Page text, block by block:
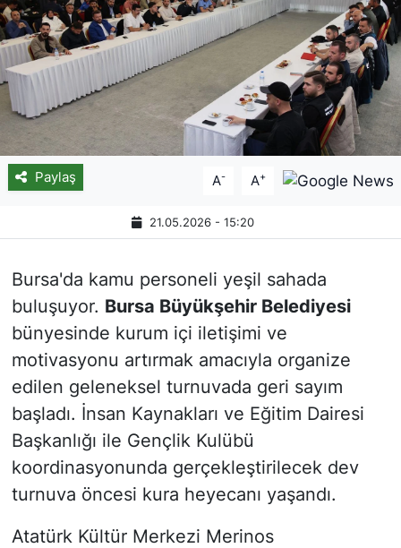
Paylaş A- A+
21.05.2026 - 15:20
Bursa'da kamu personeli yeşil sahada
buluşuyor. Bursa Büyükşehir Belediyesi
bünyesinde kurum içi iletişimi ve
motivasyonu artırmak amacıyla organize
edilen geleneksel turnuvada geri sayım
başladı. İnsan Kaynakları ve Eğitim Dairesi
Başkanlığı ile Gençlik Kulübü
koordinasyonunda gerçekleştirilecek dev
turnuva öncesi kura heyecanı yaşandı.
Atatürk Kültür Merkezi Merinos